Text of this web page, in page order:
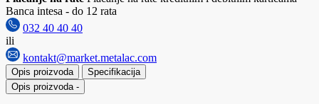
Banca intesa - do 12 rata
032 40 40 40
ili
kontakt@market.metalac.com
Opis proizvoda
Specifikacija
Opis proizvoda -